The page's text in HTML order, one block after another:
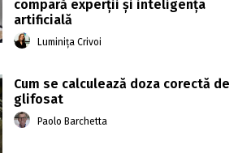
compară experții și inteligența
artificială
Luminița Crivoi
Cum se calculează doza corectă de
glifosat
Paolo Barchetta